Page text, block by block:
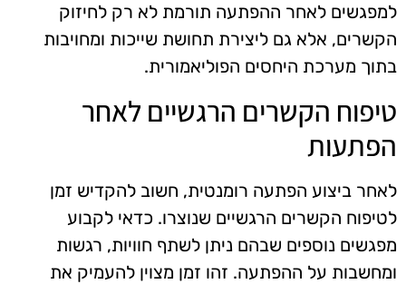
למפגשים לאחר ההפתעה תורמת לא רק לחיזוק
הקשרים, אלא גם ליצירת תחושת שייכות ומחויבות
בתוך מערכת היחסים הפוליאמורית.
טיפוח הקשרים הרגשיים לאחר
הפתעות
לאחר ביצוע הפתעה רומנטית, חשוב להקדיש זמן
לטיפוח הקשרים הרגשיים שנוצרו. כדאי לקבוע
מפגשים נוספים שבהם ניתן לשתף חוויות, רגשות
ומחשבות על ההפתעה. זהו זמן מצוין להעמיק את